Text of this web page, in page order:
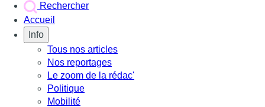
Rechercher
Accueil
Info
Tous nos articles
Nos reportages
Le zoom de la rédac'
Politique
Mobilité